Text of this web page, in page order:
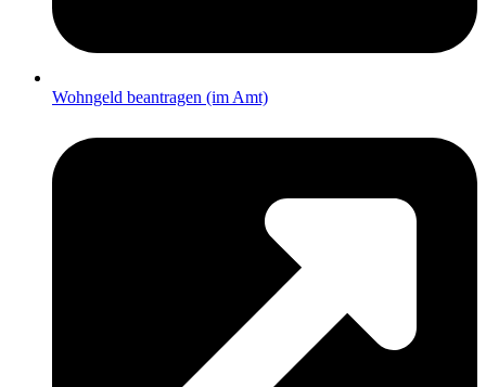
Wohngeld beantragen (im Amt)